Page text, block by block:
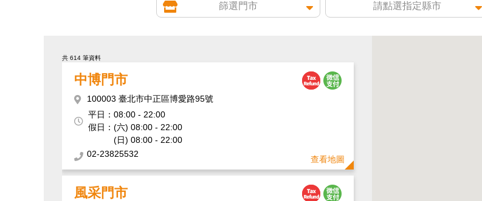
篩選門市 請點選指定縣市
共 614 筆資料
中博門市
100003 臺北市中正區博愛路95號
平日：
假日：
08:00 - 22:00
(六) 08:00 - 22:00
(日) 08:00 - 22:00
02-23825532
查看地圖
風采門市